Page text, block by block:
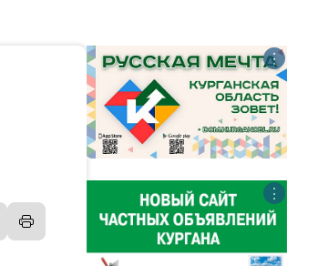
⋮
⋮